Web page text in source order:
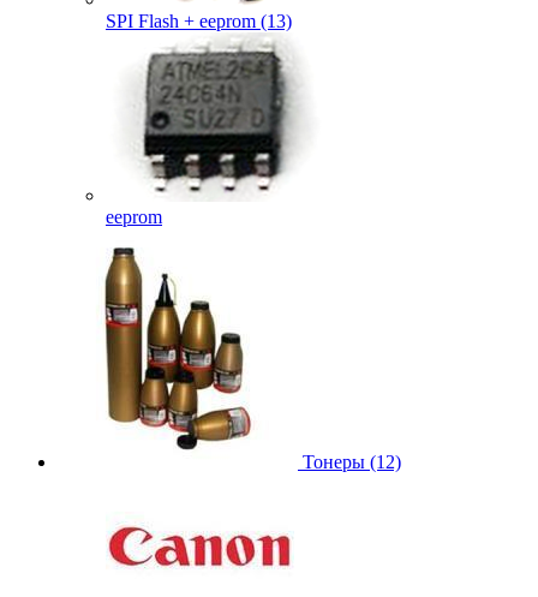
SPI Flash + eeprom (13)
eeprom
Тонеры (12)